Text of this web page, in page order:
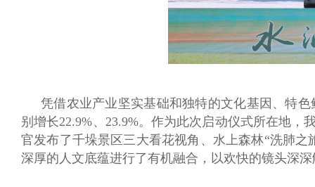
凭借农业产业坚实基础和独特的文化基因、特
别增长22.9%、23.9%。作为此次启动仪式所在地
官发布了千垛景区三大看花视角、水上森林“洗肺
深厚的人文底蕴进行了有机融合，以欢快的镜头深